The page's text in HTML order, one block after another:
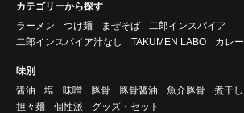
カテゴリーから探す
ラーメン
つけ麺 まぜそば
二郎インスパイア
二郎インスパイア汁なし
TAKUMEN LABO カレー
味別
醤油
塩 味噌 豚骨 豚骨醤油 魚介豚骨 煮干し
担々麺
個性派 グッズ・セット